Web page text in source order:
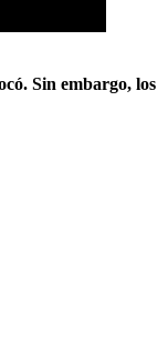
Sin embargo, los